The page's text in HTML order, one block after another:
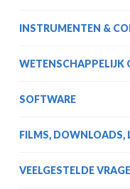
INSTRUMENTEN &
WETENSCHAPPELIJK
SOFTWARE
FILMS, DOWNLOADS,
VEELGESTELDE